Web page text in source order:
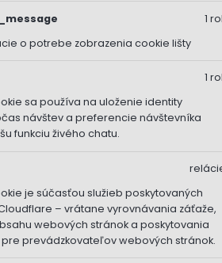
o potrebe zobrazenia cookie lišty
1
sa používa na uloženie identity
návštev a preferencie návštevníka
funkciu živého chatu.
1
je súčasťou služieb poskytovaných
– vrátane vyrovnávania záťaže,
webových stránok a poskytovania
pre prevádzkovateľov webových stránok.